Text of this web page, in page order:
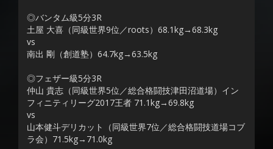
◎バンタム級5分3R
土屋 大喜（同級世界9位／roots）68.1kg→68.3kg
vs
南出 剛（創道塾）64.7kg→63.5kg
◎フェザー級5分3R
仲山 貴志（同級世界5位／総合格闘技津田沼道場）イン
フィニティリーグ2017王者 71.1kg→69.8kg
vs
山本健斗デリカット（同級世界7位／総合格闘技道場コブ
ラ会）71.5kg→71.0kg